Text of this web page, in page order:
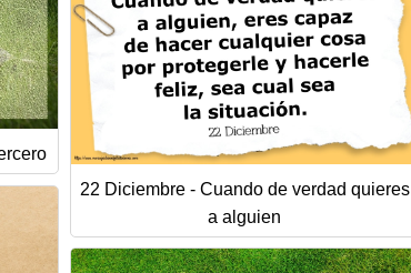
22 Diciembre - Cuando de verdad quieres
a alguien